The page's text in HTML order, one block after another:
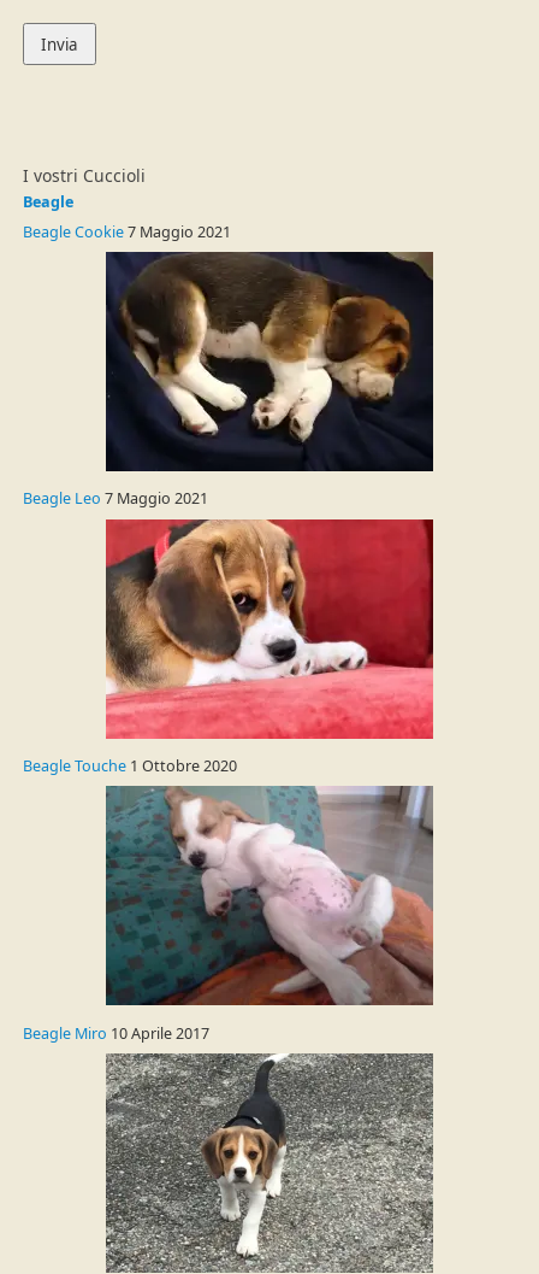
I vostri Cuccioli
Beagle
Beagle Cookie7 Maggio 2021
Beagle Leo 7 Maggio 2021
Beagle Touche1 Ottobre 2020
Beagle Miro 10 Aprile 2017